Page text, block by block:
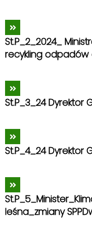
St.P_2_2024_
recykling odpadów
St.P_3_24 Dyrektor
St.P_4_24 Dyrektor
leśna_zmiany